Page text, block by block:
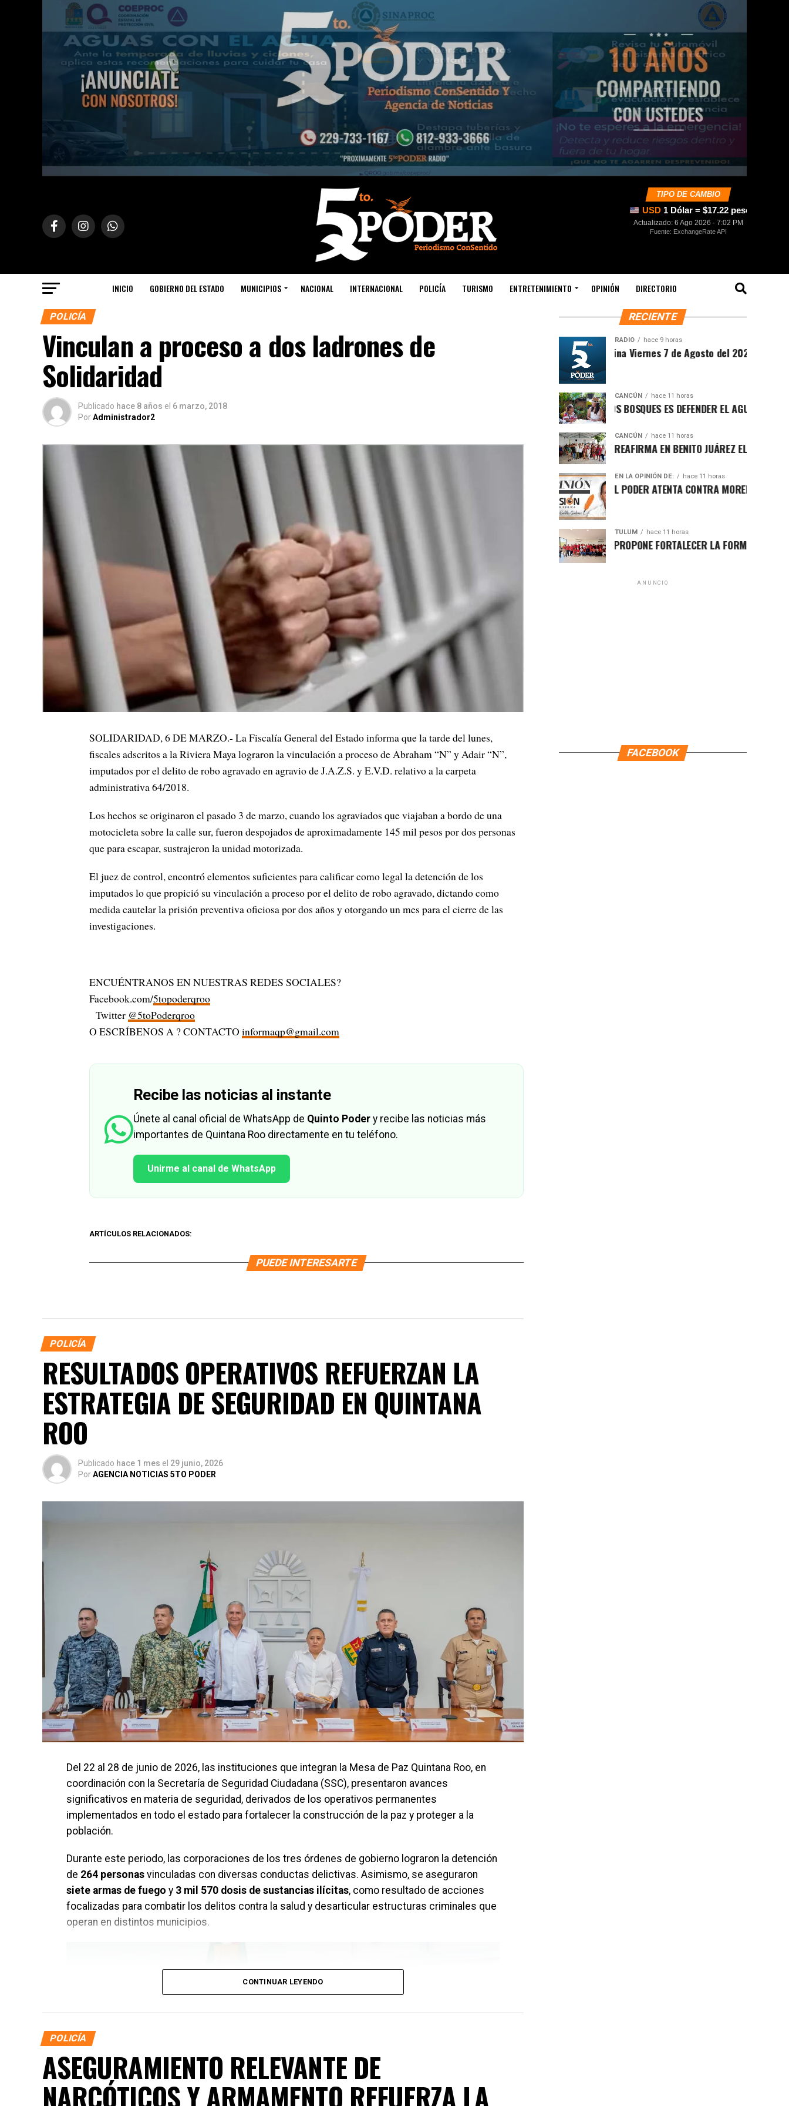
TIPO DE CAMBIO
USD 1 Dólar = $17.22 pesos
Actualizado: 6 Ago 2026 · 7:02 PM
Fuente: ExchangeRate API
INICIO GOBIERNO DEL ESTADO MUNICIPIOS NACIONAL INTERNACIONAL POLICÍA TURISMO ENTRETENIMIENTO OPINIÓN DIRECTORIO
POLICÍA
Vinculan a proceso a dos ladrones de
Solidaridad
Publicado hace 8 años el 6 marzo, 2018
PorAdministrador2
SOLIDARIDAD, 6 DE MARZO.- La Fiscalía General del Estado informa que la tarde del lunes,
fiscales adscritos a la Riviera Maya lograron la vinculación a proceso de Abraham “N” y Adair “N”,
imputados por el delito de robo agravado en agravio de J.A.Z.S. y E.V.D. relativo a la carpeta
administrativa 64/2018.
Los hechos se originaron el pasado 3 de marzo, cuando los agraviados que viajaban a bordo de una
motocicleta sobre la calle sur, fueron despojados de aproximadamente 145 mil pesos por dos personas
que para escapar, sustrajeron la unidad motorizada.
El juez de control, encontró elementos suficientes para calificar como legal la detención de los
imputados lo que propició su vinculación a proceso por el delito de robo agravado, dictando como
medida cautelar la prisión preventiva oficiosa por dos años y otorgando un mes para el cierre de las
investigaciones.
ENCUÉNTRANOS EN NUESTRAS REDES SOCIALES?
Facebook.com/5topoderqroo
Twitter @5toPoderqroo
O ESCRÍBENOS A ? CONTACTO informaqp@gmail.com
Recibe las noticias al instante
Únete al canal oficial de WhatsApp de Quinto Poder y recibe las noticias más
importantes de Quintana Roo directamente en tu teléfono.
Unirme al canal de WhatsApp
ARTÍCULOS RELACIONADOS:
PUEDE INTERESARTE
POLICÍA
RESULTADOS OPERATIVOS REFUERZAN LA
ESTRATEGIA DE SEGURIDAD EN QUINTANA
ROO
Publicado hace 1 mes el 29 junio, 2026
PorAGENCIA NOTICIAS 5TO PODER
Del 22 al 28 de junio de 2026, las instituciones que integran la Mesa de Paz Quintana Roo, en
coordinación con la Secretaría de Seguridad Ciudadana (SSC), presentaron avances
significativos en materia de seguridad, derivados de los operativos permanentes
implementados en todo el estado para fortalecer la construcción de la paz y proteger a la
población.
Durante este periodo, las corporaciones de los tres órdenes de gobierno lograron la detención
de 264 personas vinculadas con diversas conductas delictivas. Asimismo, se aseguraron
siete armas de fuego y 3 mil 570 dosis de sustancias ilícitas, como resultado de acciones
focalizadas para combatir los delitos contra la salud y desarticular estructuras criminales que
operan en distintos municipios.
CONTINUAR LEYENDO
POLICÍA
ASEGURAMIENTO RELEVANTE DE
NARCÓTICOS Y ARMAMENTO REFUERZA LA
RECIENTE
RADIO hace 9 horas
Sintesis Matutina Viernes 7 de Agosto del 2026
CANCÚN hace 11 horas
PROTEGER LOS BOSQUES ES DEFENDER EL AGUA Y EL
CANCÚN hace 11 horas
RAFA MARÍN REAFIRMA EN BENITO JUÁREZ EL LLAMADO A
EN LA OPINIÓN DE: hace 11 horas
LUCHA POR EL PODER ATENTA CONTRA MORENA EN Q.ROO
TULUM hace 11 horas
HUGO ALDAY PROPONE FORTALECER LA FORMACIÓN
ANUNCIO
FACEBOOK